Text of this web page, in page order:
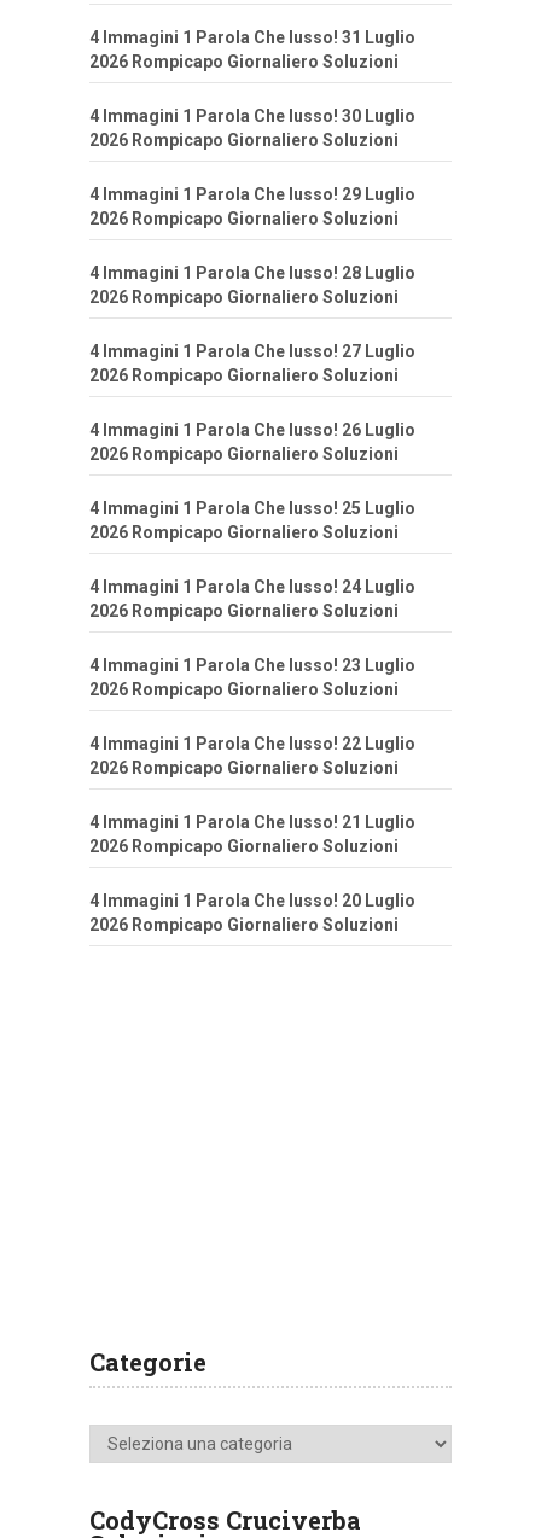
4 Immagini 1 Parola Che lusso! 31 Luglio
2026 Rompicapo Giornaliero Soluzioni
4 Immagini 1 Parola Che lusso! 30 Luglio
2026 Rompicapo Giornaliero Soluzioni
4 Immagini 1 Parola Che lusso! 29 Luglio
2026 Rompicapo Giornaliero Soluzioni
4 Immagini 1 Parola Che lusso! 28 Luglio
2026 Rompicapo Giornaliero Soluzioni
4 Immagini 1 Parola Che lusso! 27 Luglio
2026 Rompicapo Giornaliero Soluzioni
4 Immagini 1 Parola Che lusso! 26 Luglio
2026 Rompicapo Giornaliero Soluzioni
4 Immagini 1 Parola Che lusso! 25 Luglio
2026 Rompicapo Giornaliero Soluzioni
4 Immagini 1 Parola Che lusso! 24 Luglio
2026 Rompicapo Giornaliero Soluzioni
4 Immagini 1 Parola Che lusso! 23 Luglio
2026 Rompicapo Giornaliero Soluzioni
4 Immagini 1 Parola Che lusso! 22 Luglio
2026 Rompicapo Giornaliero Soluzioni
4 Immagini 1 Parola Che lusso! 21 Luglio
2026 Rompicapo Giornaliero Soluzioni
4 Immagini 1 Parola Che lusso! 20 Luglio
2026 Rompicapo Giornaliero Soluzioni
Categorie
Categorie
CodyCross Cruciverba